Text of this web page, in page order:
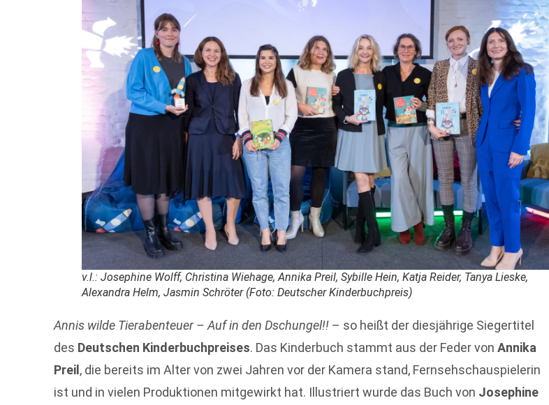
v.l.: Josephine Wolff, Christina Wiehage, Annika Preil, Sybille Hein, Katja Reider, Tanya Lieske,
Alexandra Helm, Jasmin Schröter (Foto: Deutscher Kinderbuchpreis)
Annis wilde Tierabenteuer – Auf in den Dschungel!! – so heißt der diesjährige Siegertitel
des Deutschen Kinderbuchpreises. Das Kinderbuch stammt aus der Feder vonAnnika
Preil , die bereits im Alter von zwei Jahren vor der Kamera stand, Fernsehschauspielerin
ist und in vielen Produktionen mitgewirkt hat. Illustriert wurde das Buch von Josephine